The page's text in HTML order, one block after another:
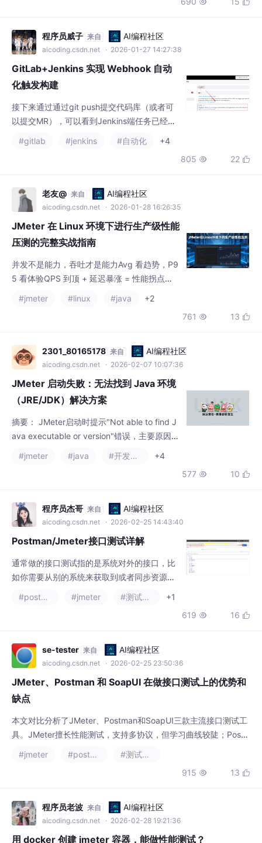
库进行性能测试结果的监控。，可以收集到服务器的性能测试指
一个【后端监听器】可以将
程序员威子 来自 AI编程社区
aicoding.csdn.net · 2026-01-27 14:27:38
GitLab+Jenkins 实现 Webhook 自动
化触发构建
接下来通过通过git push提交代码库（或者可
以提交MR），可以看到Jenkins端任务已经被
#gitlab #jenkins #自动化
+4
805  22 
老友@ 来自 AI编程社区
aicoding.csdn.net · 2026-01-28 16:26:35
JMeter 在 Linux 环境下进行生产级性能
压测的完整实战指南
并发不是能力，吞吐才是能力Avg 看趋势，P9
5 看体验QPS 到顶 + 延迟暴涨 = 性能拐点错
#jmeter #linux #java
+2
761  13 
2301_80165178 来自 AI编程社区
aicoding.csdn.net · 2026-02-07 10:07:36
JMeter 启动失败：无法找到 Java 环境
（JRE/JDK）解决方案
摘要： JMeter启动时提示"Not able to find J
ava executable or version"错误，主要原因是
统Path变量是否包含C:\Windows\System3
径；4)尝试以管理员身份运行。这
#jmeter #java
+4
577  10 
程序员杰哥 来自 AI编程社区
aicoding.csdn.net · 2026-02-25 14:43:40
Postman/Jmeter接口测试详解
通常做的接口测试指的是系统对外的接口，比
如你需要从别的系统来获取到或者同步资源与
你调用，比如常用的app，用户同步这些在处
方式，后者最常用，采用http协议，有get 和p
ost请求方法，返回的数据是json类型，接口测
库
#jmeter
+1
619  16 
se-tester 来自 AI编程社区
aicoding.csdn.net · 2026-02-25 23:50:36
JMeter、Postman 和 SoapUI 在做接口测试上的优势和
缺点
本文对比分析了JMeter、Postman和SoapUI三款主流接口测试工
具。JMeter擅长性能测试，支持多协议，但学习曲线较陡；Post
apUI专注于WebService测试，对SOAP支持最佳但高级功能需商
业版。建议根据项目需求选择：性能测试选JMeter，API协作选Po
#jmeter
915  13 
程序员老波 来自 AI编程社区
aicoding.csdn.net · 2026-02-28 19:21:36
用 docker 创建 jmeter 容器，能做性能测试？